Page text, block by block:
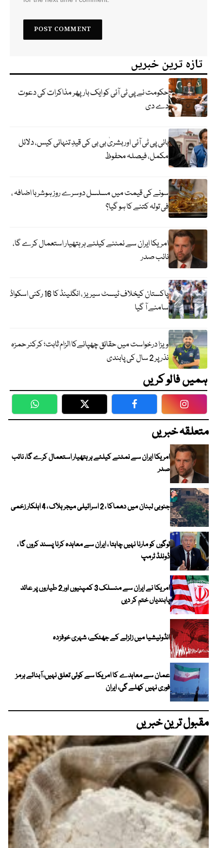
تازہ ترین خبریں
حکومت نے پی ٹی آئی کو ایک بارپھر مذاکرات کی دعوت
دے دی
بانی پی ٹی آئی اور بشریٰ بی بی کی قیدِ تنہائی کیس، دلائل
مکمل، فیصلہ محفوظ
سونے کی قیمت میں مسلسل دوسرے روز ہوشربا اضافہ ،
فی تولہ کتنے کا ہو گیا؟
امریکا ایران سے نمٹنے کیلئے ہر ہتھیار استعمال کرے گا،
نائب صدر
پاکستان کیخلاف ٹیسٹ سیریز ، انگلینڈ کا 16 رکنی اسکواڈ
سامنے آ گیا
ویزا درخواست میں حقائق چھپانےکا الزام ثابت؛ کرکٹر حمزہ
نذر پر 2 سال کی پابندی
ہمیں فالو کریں
WhatsApp Twitter Facebook
متعلقہ خبریں
امریکا ایران سے نمٹنے کیلئے ہر ہتھیار استعمال کرے گا، نائب
صدر
جنوبی لبنان میں دھماکا ، 2 اسرائیلی میجر ہلاک ، 4 اہلکار زخمی
لوگوں کو مارنا نہیں چاہتا ، ایران سے معاہدہ کرنا پسند کروں گا ،
ڈونلڈ ٹرمپ
امریکا نے ایران سے منسلک 3 کمپنیوں اور 2 طیاروں پر عائد
پابندیاں ختم کر دیں
انڈونیشیا میں زلزلے کے جھٹکے، شہری خوفزدہ
عمان سے معاہدے کا امریکا سے کوئی تعلق نہیں، آبنائے ہرمز
فوری نہیں کھلے گی، ایران
مقبول ترین خبریں